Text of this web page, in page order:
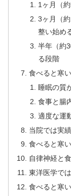
1ヶ月（
3ヶ月（
整い始め
半年（約
る段階
食べると寒
睡眠の質
食事と腸
適度な運
当院では実
食べると寒
自律神経と
東洋医学で
食べると寒